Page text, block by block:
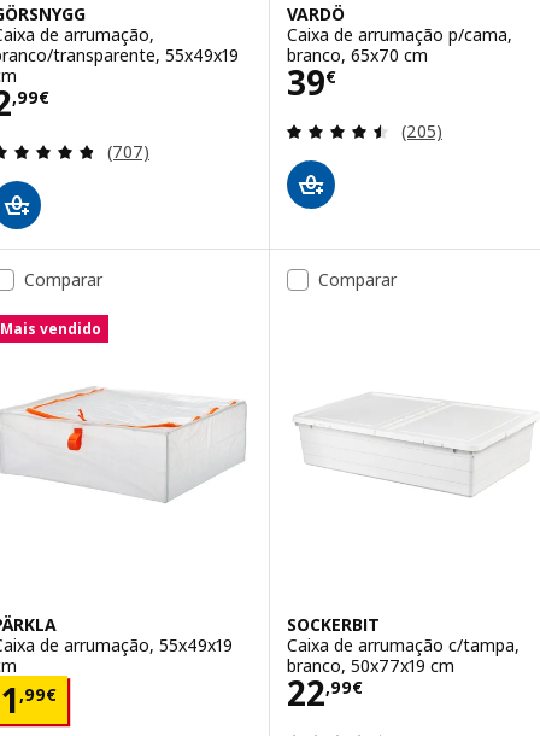
de arrumação,
transparente, 55x49x19
,99€ 2,99€
Avaliação: 4.8 fora de 5 estrelas. Total de
(707)
VARDÖ
Caixa de arrumação p/cama,
branco, 65x70 cm
39€
Preço 39€
Avaliação: 4.5
(205)
Comparar
Mais vendido
de arrumação, 55x49x19
1,99€ 1,99€
Comparar
SOCKERBIT
Caixa de arrumação c/tampa,
branco, 50x77x19 cm
22,99€
Preço 22,99€